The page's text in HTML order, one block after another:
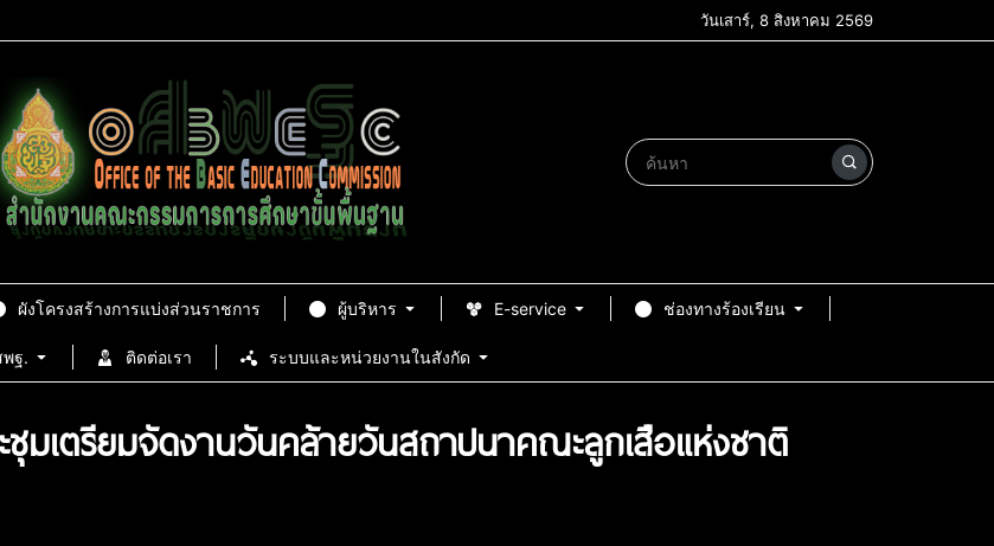
วันเสาร์, 8 สิงหาคม 2569
ผังโครงสร้างการแบ่งส่วนราชการ ผู้บริหาร E-service ช่องทางร้องเรียน
พฐ. ติดต่อเรา ระบบและหน่วยงานในสังกัด
มเตรียมจัดงานวันคล้ายวันสถาปนาคณะลูกเสือแห่งชาติ